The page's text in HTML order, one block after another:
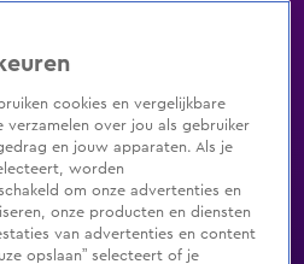
Zenders Genres
Shop
cookies en vergelijkbare
verzamelen over jou als gebruiker
en jouw apparaten. Als je
worden
om onze advertenties en
onze producten en diensten
van advertenties en content
opslaan” selecteert of je